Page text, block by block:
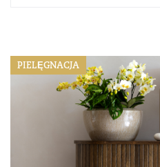
PIELĘGNACJA